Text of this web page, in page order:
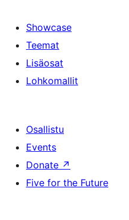
Showcase
Teemat
Lisäosat
Lohkomallit
Osallistu
Events
Donate ↗
Five for the Future